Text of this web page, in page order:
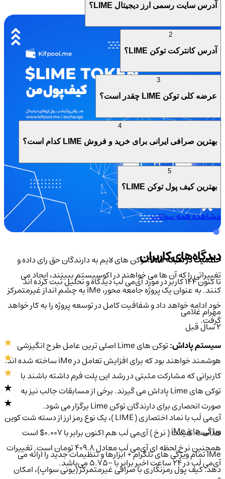
حاکمیت در شبکه iMe:
توکن های لایم به دارندگان حق رای داده و
تغییراتی را که آن ها می خواهند در اکوسیستم ببینند، ایجاد می
کنند. به عنوان یک پروژه جامعه محور، iMe به چشم انداز غیرمتمرکز
خود ادامه خواهد داد و شفافیت کامل در توسعه پروژه را به کار خواهد
گرفت.
سیستم پاداش:
توکن های Lime اصلی ترین عامل طرح انگیزشی
هوشمند خواهند بود که برای افزایش تعامل در iMe ساخته شده اند.
کاربرانی که مشارکت مثبتی در رشد این پلت فرم داشته باشند با
توکن های Lime پاداش می گیرند. برخی از مسابقات جالب نیز به
صورت انحصاری برای دارندگان توکن Lime برگزار می شود.
ویژگی های iMe
iMe تمام ویژگی های تلگرام + ابزارها و تنظیمات جدید را ارائه می
دهد: کیف پول رمزنگاری با صرافی غیرمتمرکز (یونی سواپ)، امکان
آدرس سایت رسمی ارز دیجیتال LIME؟
آدرس کانترکت توکن LIME؟
عرضه کلی توکن LIME چقدر است؟
بهترین صرافی ایرانی برای خرید و فروش LIME کدام است؟
بهترین کیف پول توکن LIME؟
مشاهده همه سوالات
دیدگاه‌های کاربران
تا کنون 144 کاربر در مورد آی‌می لَبدیدگاه و تحلیل ثبت کرده اند
مهرام غلامی
آی‌می لَب با نماد اختصاری ( LIME )، یک نوع رمز ارز از دسته شت کوین
ها است. قیمت ( نرخ ) آی‌می لَب هم اکنون برابر با 0.007$ است
همچنین نرخ لحظه ای آی‌می لَب معادل 409.8 تومان است. تغییرات
آی‌می لَب در ۲۴ ساعت اخیر برابر با -5.75 می‌باشد.